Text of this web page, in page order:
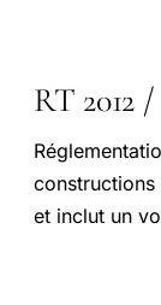
RT 2012
constructions
et inclut un